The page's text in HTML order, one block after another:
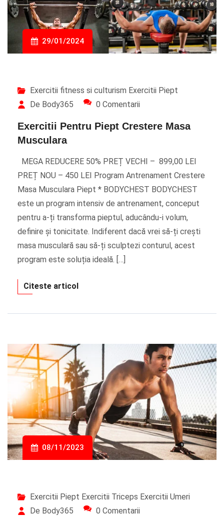
29/01/2024
Exercitii fitness si culturism Exercitii Piept
De Body365
0 Comentarii
Exercitii Pentru Piept Crestere Masa
Musculara
MEGA REDUCERE 50% PREȚ VECHI – 899,00 LEI
PREȚ NOU – 450 LEI Program Antrenament Crestere
Masa Musculara Piept * BODYCHEST BODYCHEST
este un program intensiv de antrenament, conceput
pentru a-ți transforma pieptul, aducându-i volum,
definire și tonicitate. Indiferent dacă vrei să-ți crești
masa musculară sau să-ți sculptezi conturul, acest
program este soluția ideală. […]
Citeste articol
08/11/2023
Exercitii Piept Exercitii Triceps Exercitii Umeri
De Body365
0 Comentarii